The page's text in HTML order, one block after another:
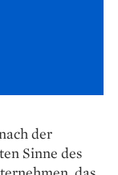
der
Sinne des